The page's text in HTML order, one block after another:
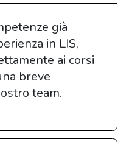
già
in LIS,
ai corsi
breve
team.